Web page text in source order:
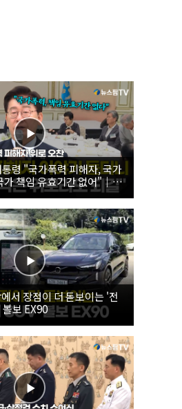
령 "국가폭력 피해자, 국가
책임 유효기간 없어"｜
피해자 위로 오찬
서 장점이 더 돋보이는 '전
보 EX90